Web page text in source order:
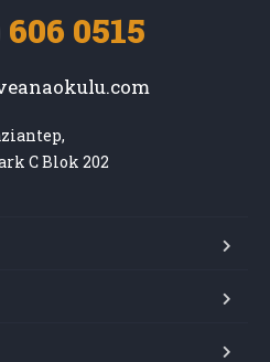
606 0515
C Blok 202